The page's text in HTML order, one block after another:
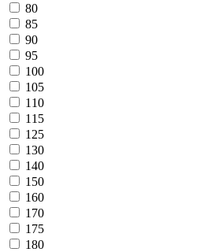
80
85
90
95
100
105
110
115
125
130
140
150
160
170
175
180